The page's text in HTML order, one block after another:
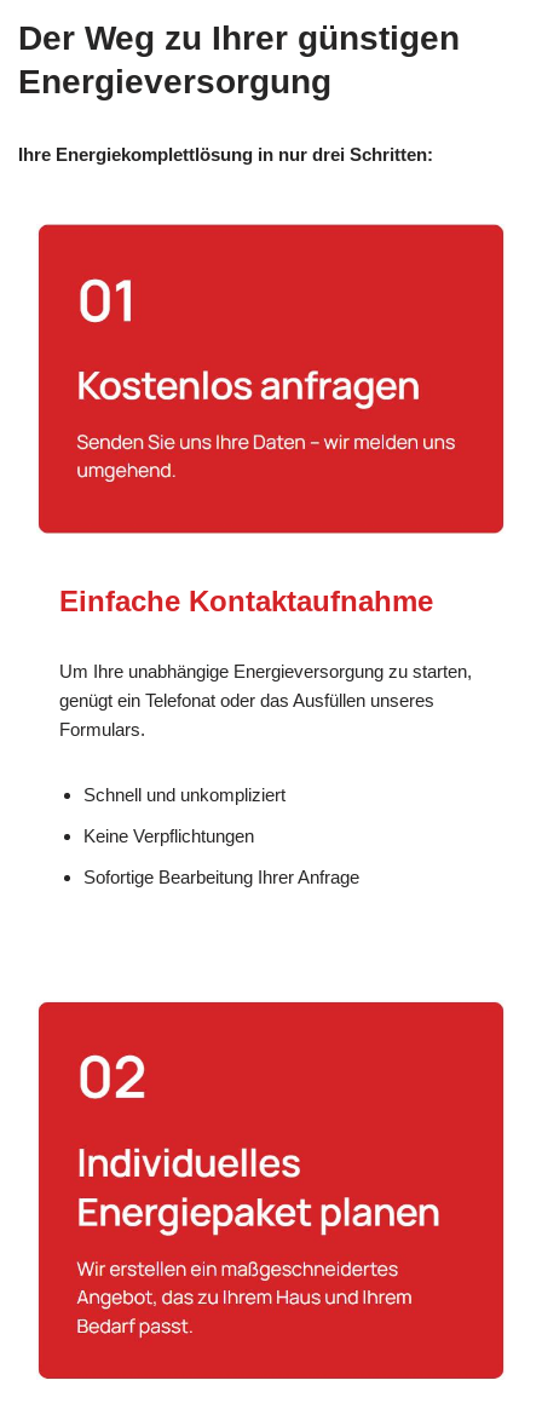
Der Weg zu Ihrer günstigen
Energieversorgung
Ihre Energiekomplettlösung in nur drei Schritten:
Einfache Kontaktaufnahme
Um Ihre unabhängige Energieversorgung zu starten,
genügt ein Telefonat oder das Ausfüllen unseres
Formulars.
Schnell und unkompliziert
Keine Verpflichtungen
Sofortige Bearbeitung Ihrer Anfrage